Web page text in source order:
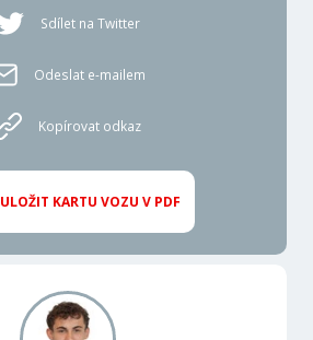
Sdílet na Twitter
Odeslat e-mailem
Kopírovat odkaz
ULOŽIT KARTU VOZU V PDF